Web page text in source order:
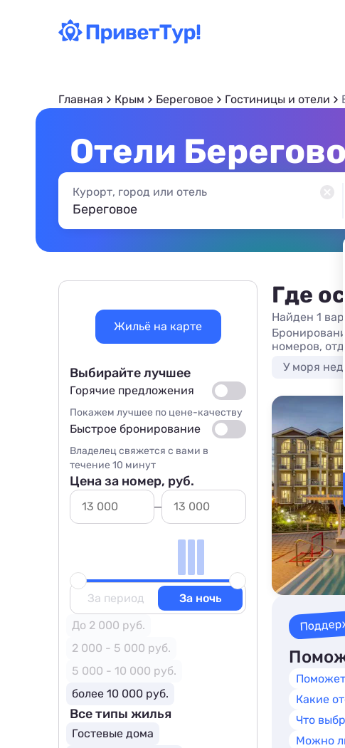
Главная Крым Береговое Гостиницы и отели
Отели
Курорт, город или отель
Где
Найден 1
номеров,
У моря
Какие
Что
Можно
Жильё на карте
Выбирайте лучшее
Горячие предложения
Покажем лучшее по цене-качеству
Быстрое бронирование
Владелец свяжется с вами в
течение 10 минут
Цена за номер, руб.
За период
За ночь
До 2 000 руб.
2 000 - 5 000 руб.
5 000 - 10 000 руб.
более 10 000 руб.
Все типы жилья
Гостевые дома